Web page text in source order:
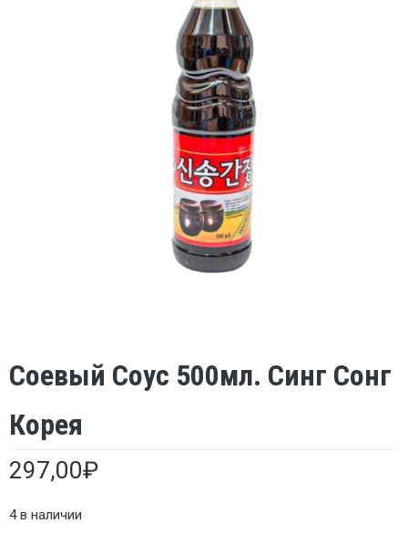
Соевый Соус 500мл. Синг Сонг
Корея
297,00₽
4 в наличии